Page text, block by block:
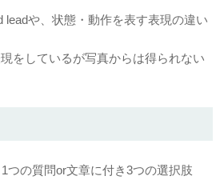
や、状態・動作を表す表現の違い
をしているが写真からは得られない
の質問or文章に付き3つの選択肢